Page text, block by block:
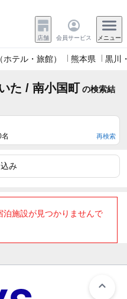
店舗 会員サービス メニュー
テル・旅館） 熊本県 黒川
た / 南小国町 の検索結
再検索
み
施設が見つかりませんで